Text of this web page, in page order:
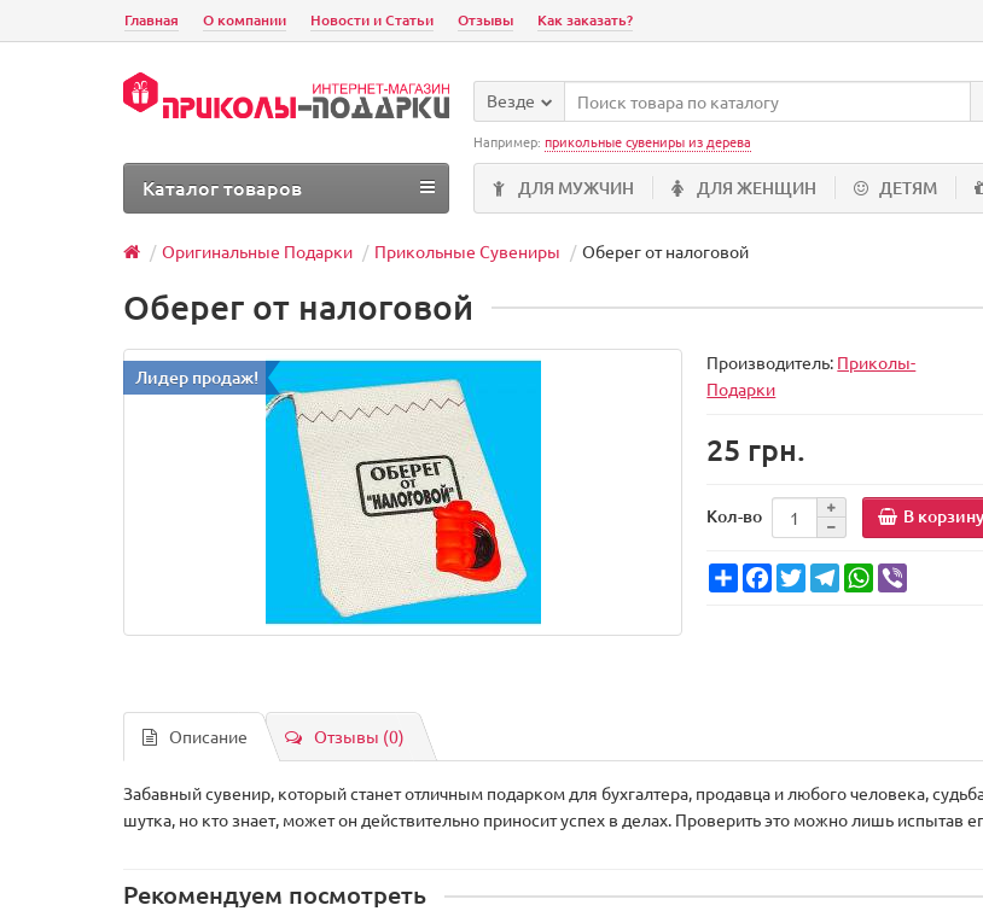
Главная О компании Новости и Статьи Отзывы Как заказать?
Везде
Например: прикольные сувениры из дерева
ДЛЯ МУЖЧИН ДЛЯ ЖЕНЩИН ДЕТЯМ
Каталог товаров
Оригинальные Подарки Прикольные Сувениры Оберег от налоговой
Оберег от налоговой
Лидер продаж!
Производитель: Приколы-
Подарки
25 грн.
Кол-во В корзину
ShareFacebook
TwitterTelegramWhatsApp
Описание Отзывы (0)
Забавный сувенир, который станет отличным подарком для бухгалтера, продавца и любого человека,
шутка, но кто знает, может он действительно приносит успех в делах. Проверить это можно лишь испытав
Рекомендуем посмотреть